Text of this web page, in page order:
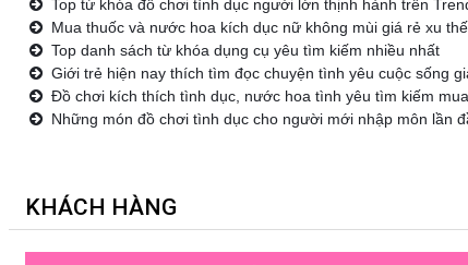
Top từ khóa đồ chơi tình dục người lớn thịnh hành trên
Mua thuốc và nước hoa kích dục nữ không mùi giá rẻ xu
Top danh sách từ khóa dụng cụ yêu tìm kiếm nhiều nhất
Giới trẻ hiện nay thích tìm đọc chuyện tình yêu cuộc sống
Đồ chơi kích thích tình dục, nước hoa tình yêu tìm kiếm
Những món đồ chơi tình dục cho người mới nhập môn lần
KHÁCH HÀNG